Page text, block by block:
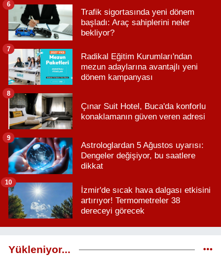
Trafik sigortasında yeni dönem
başladı: Araç sahiplerini neler
bekliyor?
6
Radikal Eğitim Kurumları'ndan
mezun adaylarına avantajlı yeni
dönem kampanyası
7
Çınar Suit Hotel, Buca'da konforlu
konaklamanın güven veren adresi
8
Astrologlardan 5 Ağustos uyarısı:
Dengeler değişiyor, bu saatlere
dikkat
9
İzmir'de sıcak hava dalgası etkisini
artırıyor! Termometreler 38
dereceyi görecek
10
Yükleniyor...